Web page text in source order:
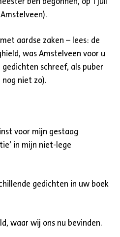
aardse zaken – lees: de
was Amstelveen voor u
schreef, als puber
niet zo).
voor mijn gestaag
in mijn niet-lege
gedichten in uw boek
waar wij ons nu bevinden.